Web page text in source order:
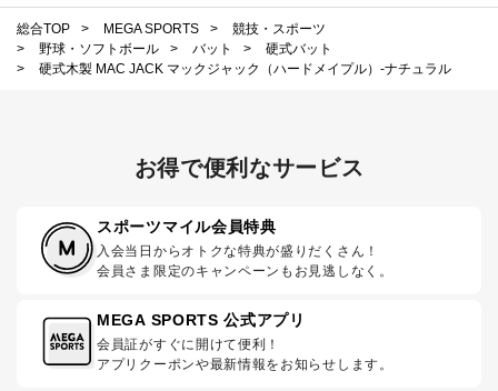
総合TOP > MEGA SPORTS >
競技・スポーツ
>
野球・ソフトボール > バット >
硬式バット
>
硬式木製 MAC JACK マックジャック（ハードメイプル）-ナチュラル
お得で便利なサービス
スポーツマイル会員特典
入会当日からオトクな特典が盛りだくさん！
会員さま限定のキャンペーンもお見逃しなく。
MEGA SPORTS 公式アプリ
会員証がすぐに開けて便利！
アプリクーポンや最新情報をお知らせします。